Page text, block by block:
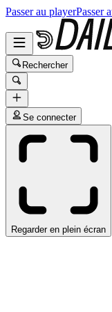
Passer au playerPasser
Rechercher
Se connecter
Regarder en plein écran